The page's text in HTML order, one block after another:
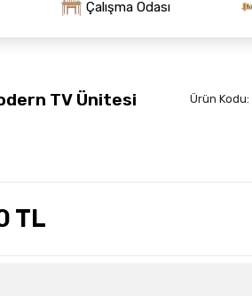
Çalışma Odası
TV Ünitesi Ürün Kodu:
TL